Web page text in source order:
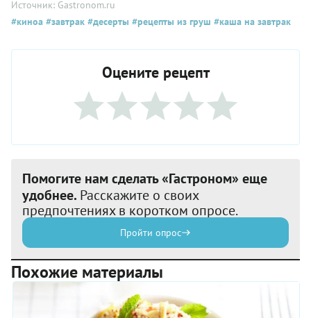
Источник: Gastronom.ru
#киноа #завтрак #десерты #рецепты из груш #каша на завтрак
Оцените рецепт
Помогите нам сделать «Гастроном» еще
удобнее. Расскажите о своих
предпочтениях в коротком опросе.
Пройти опрос
Похожие материалы